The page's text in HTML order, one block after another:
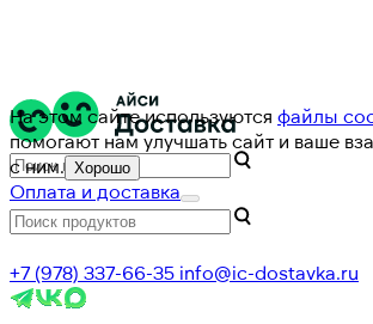
На этом сайте используются файлы
помогают нам улучшать сайт и ваше
с ним. Хорошо
Оплата и доставка
+7 (978) 337-66-35 info@ic-dostavka.ru